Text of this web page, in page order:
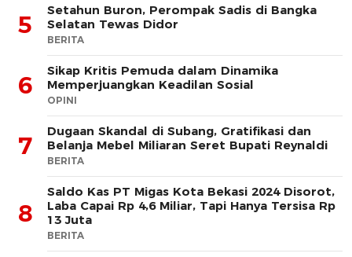
5
Setahun Buron, Perompak Sadis di Bangka
Selatan Tewas Didor
BERITA
6
Sikap Kritis Pemuda dalam Dinamika
Memperjuangkan Keadilan Sosial
OPINI
7
Dugaan Skandal di Subang, Gratifikasi dan
Belanja Mebel Miliaran Seret Bupati Reynaldi
BERITA
8
Saldo Kas PT Migas Kota Bekasi 2024 Disorot,
Laba Capai Rp 4,6 Miliar, Tapi Hanya Tersisa Rp
13 Juta
BERITA